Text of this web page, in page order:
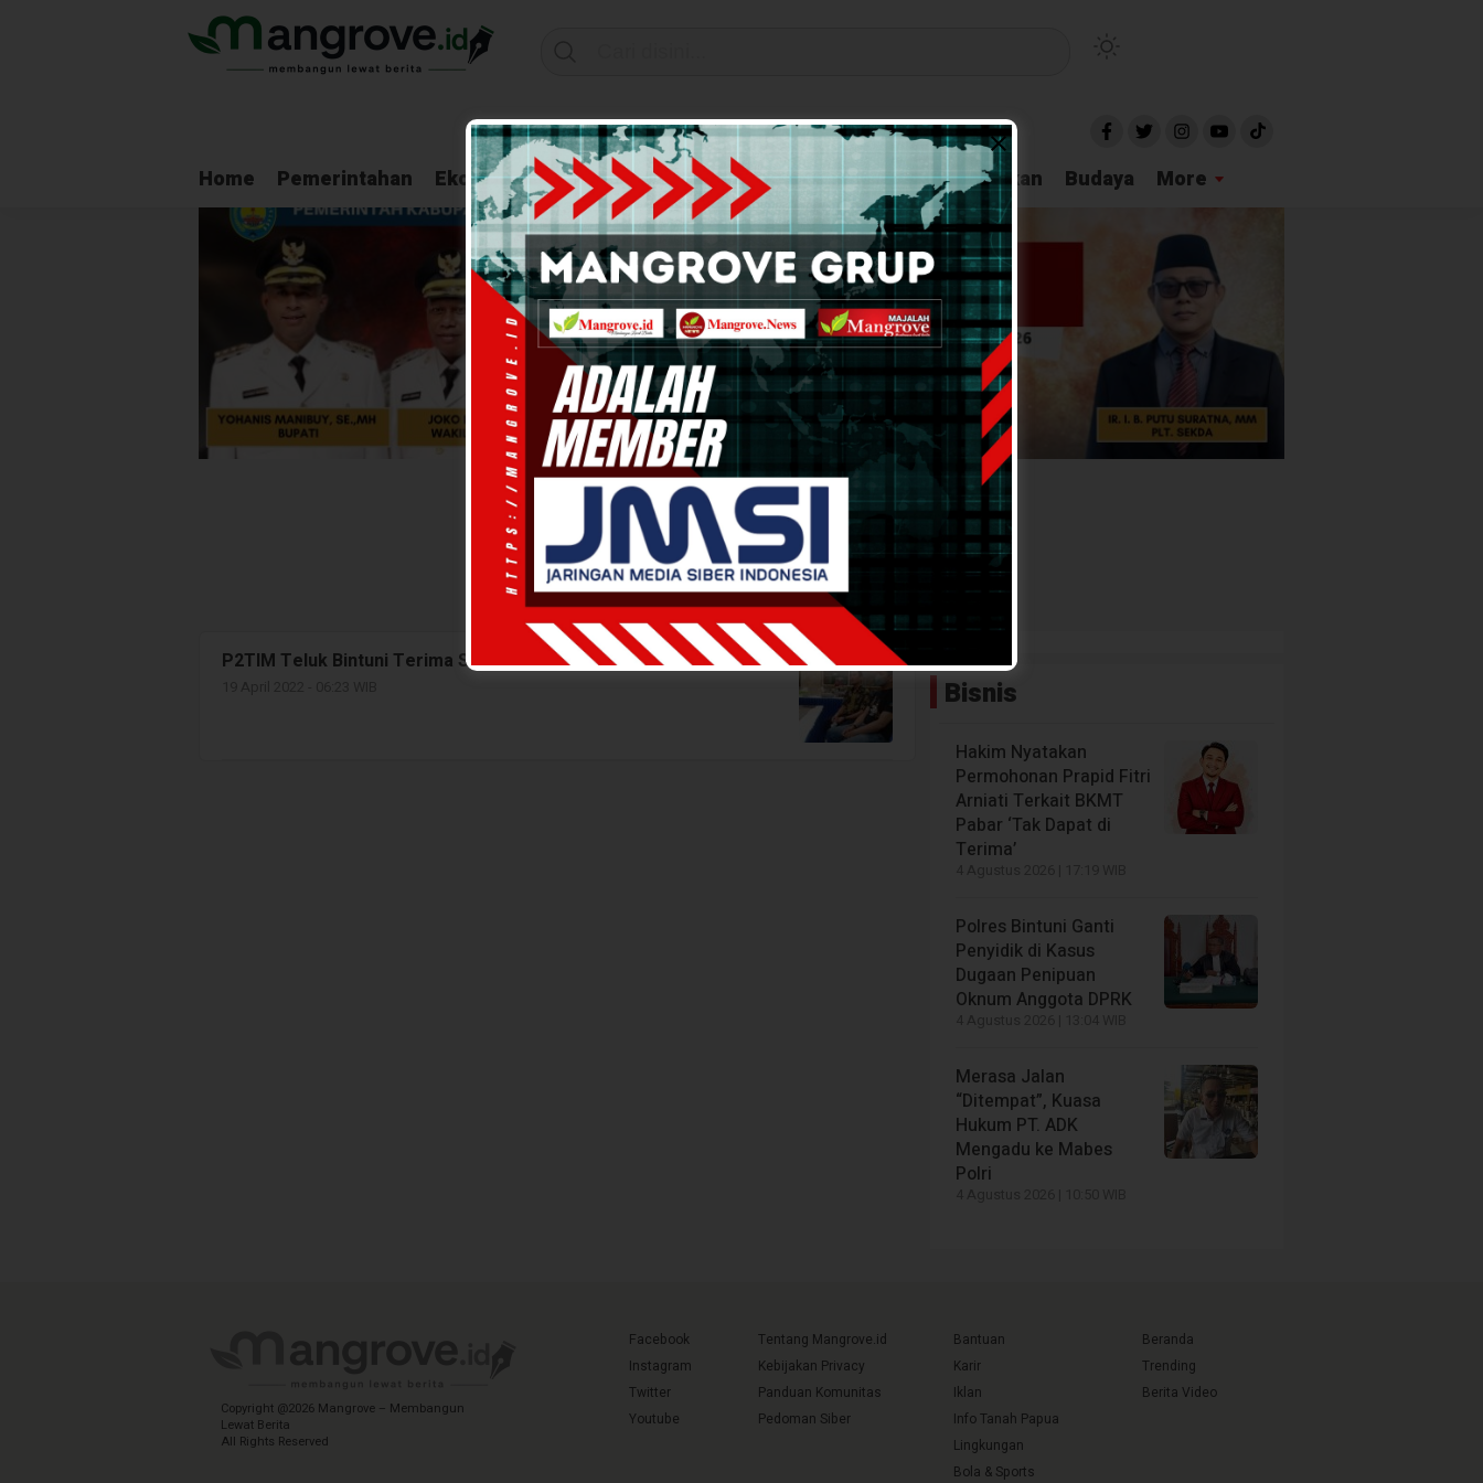
Home Pemerintahan Ekonomi & Bisnis Info Tanah Papua Kesehatan Pendidikan Budaya More
Support by
Petrotekno
P2TIM Teluk Bintuni Terima Siswa Perempuan
Bisnis
Hakim Nyatakan
Permohonan Prapid Fitri
Arniati Terkait BKMT
Pabar ‘Tak Dapat di
Terima’
Polres Bintuni Ganti
Penyidik di Kasus
Dugaan Penipuan
Oknum Anggota DPRK
Merasa Jalan
“Ditempat”, Kuasa
Hukum PT. ADK
Mengadu ke Mabes
Polri
Copyright @2026 Mangrove – Membangun
Lewat Berita
All Rights Reserved
Facebook
Instagram
Twitter
Youtube
Tentang Mangrove.id
Kebijakan Privacy
Panduan Komunitas
Pedoman Siber
Bantuan
Karir
Iklan
Info Tanah Papua
Lingkungan
Bola & Sports
Beranda
Trending
Berita Video